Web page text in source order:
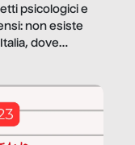
psicologici e
non esiste
dove